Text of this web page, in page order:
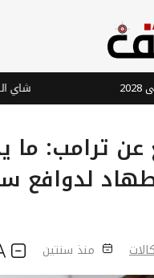
شاي
عن ترامب: ما
لدوافع
منذ سنتين